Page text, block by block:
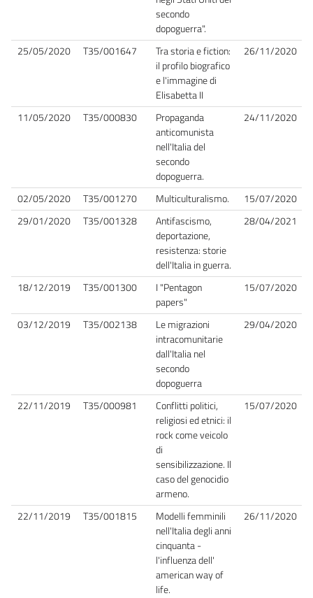
secondo
dopoguerra".
25/05/2020
T35/001647
Tra storia e fiction:
il profilo biografico
e l'immagine di
Elisabetta II
26/11/2020
11/05/2020 T35/000830
Propaganda
anticomunista
nell'Italia del
secondo
dopoguerra.
24/11/2020
02/05/2020 T35/001270 Multiculturalismo.
15/07/2020
29/01/2020
T35/001328
Antifascismo,
deportazione,
resistenza: storie
dell'Italia in guerra.
28/04/2021
18/12/2019 T35/001300
I "Pentagon
papers"
15/07/2020
03/12/2019 T35/002138
Le migrazioni
intracomunitarie
dall'Italia nel
secondo
dopoguerra
29/04/2020
22/11/2019 T35/000981
Conflitti politici,
religiosi ed etnici: il
rock come veicolo
di
sensibilizzazione. Il
caso del genocidio
armeno.
15/07/2020
22/11/2019 T35/001815
Modelli femminili
nell'Italia degli anni
cinquanta -
l'influenza dell'
american way of
life.
26/11/2020